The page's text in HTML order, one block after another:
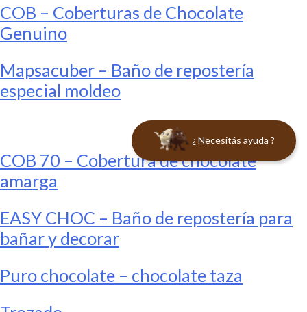
COB – Coberturas de Chocolate
Genuino
Mapsacuber – Baño de repostería
especial moldeo
COB 70 – Cobertura de chocolate
amarga
EASY CHOC – Baño de repostería para
bañar y decorar
Puro chocolate – chocolate taza
¿ Necesitás ayuda ?